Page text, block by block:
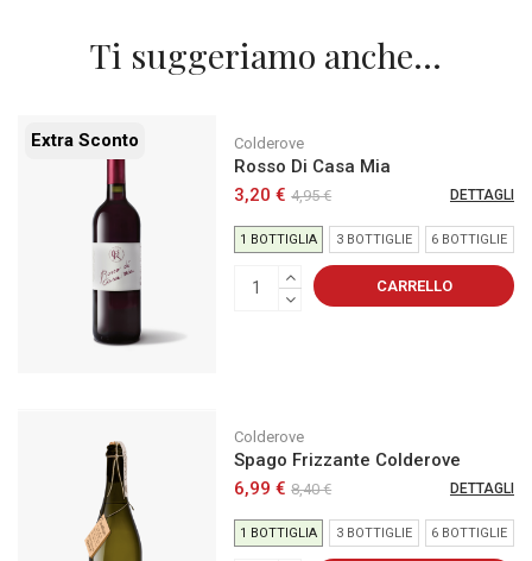
Ti suggeriamo anche...
Extra Sconto Colderove
Rosso Di Casa Mia
3,20 €4,95 € DETTAGLI
1 BOTTIGLIA 3 BOTTIGLIE 6 BOTTIGLIE
CARRELLO
Colderove
Spago Frizzante Colderove
6,99 €8,40 € DETTAGLI
1 BOTTIGLIA 3 BOTTIGLIE 6 BOTTIGLIE